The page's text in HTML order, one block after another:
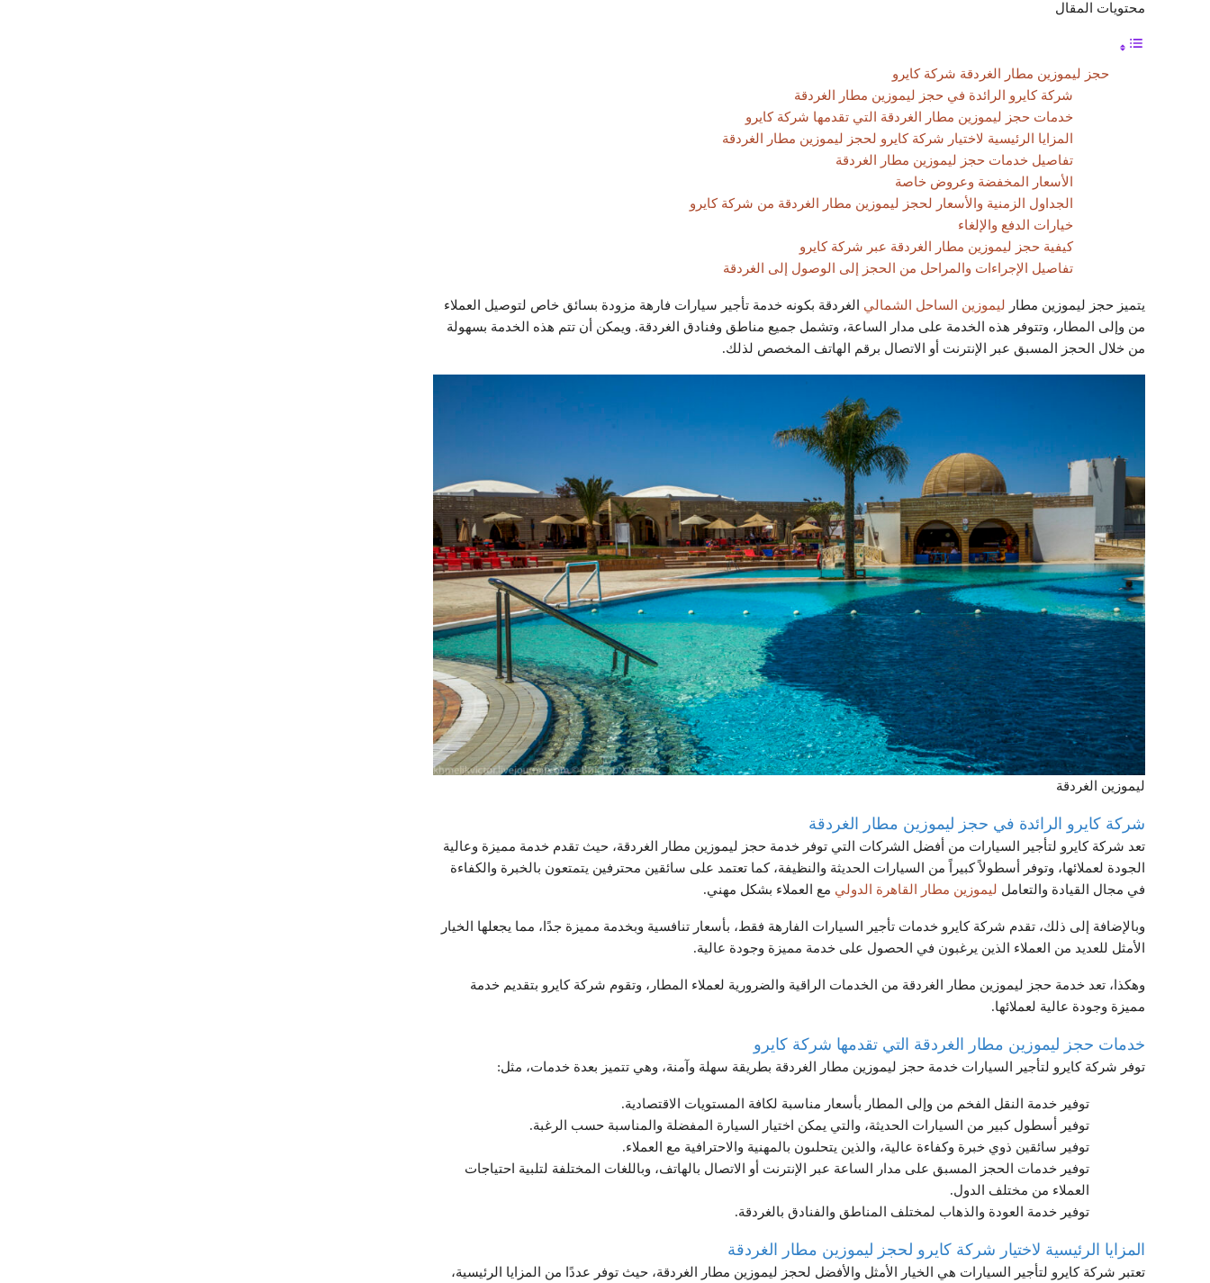
محتويات المقال
حجز ليموزين مطار الغردقة شركة كايرو
شركة كايرو الرائدة في حجز ليموزين مطار الغردقة
خدمات حجز ليموزين مطار الغردقة التي تقدمها شركة كايرو
المزايا الرئيسية لاختيار شركة كايرو لحجز ليموزين مطار الغردقة
تفاصيل خدمات حجز ليموزين مطار الغردقة
الأسعار المخفضة وعروض خاصة
الجداول الزمنية والأسعار لحجز ليموزين مطار الغردقة من شركة كايرو
خيارات الدفع والإلغاء
كيفية حجز ليموزين مطار الغردقة عبر شركة كايرو
تفاصيل الإجراءات والمراحل من الحجز إلى الوصول إلى الغردقة
يتميز حجز ليموزين مطار ليموزين الساحل الشمالي الغردقة بكونه خدمة تأجير سيارات فارهة مزودة بسائق خاص لتوصيل العملاء
من وإلى المطار، وتتوفر هذه الخدمة على مدار الساعة، وتشمل جميع مناطق وفنادق الغردقة. ويمكن أن تتم هذه الخدمة بسهولة
من خلال الحجز المسبق عبر الإنترنت أو الاتصال برقم الهاتف المخصص لذلك.
ليموزين الغردقة
شركة كايرو الرائدة في حجز ليموزين مطار الغردقة
تعد شركة كايرو لتأجير السيارات من أفضل الشركات التي توفر خدمة حجز ليموزين مطار الغردقة، حيث تقدم خدمة مميزة وعالية
الجودة لعملائها، وتوفر أسطولاً كبيراً من السيارات الحديثة والنظيفة، كما تعتمد على سائقين محترفين يتمتعون بالخبرة والكفاءة
في مجال القيادة والتعامل ليموزين مطار القاهرة الدولي مع العملاء بشكل مهني.
وبالإضافة إلى ذلك، تقدم شركة كايرو خدمات تأجير السيارات الفارهة فقط، بأسعار تنافسية وبخدمة مميزة جدًا، مما يجعلها الخيار
الأمثل للعديد من العملاء الذين يرغبون في الحصول على خدمة مميزة وجودة عالية.
وهكذا، تعد خدمة حجز ليموزين مطار الغردقة من الخدمات الراقية والضرورية لعملاء المطار، وتقوم شركة كايرو بتقديم خدمة
مميزة وجودة عالية لعملائها.
خدمات حجز ليموزين مطار الغردقة التي تقدمها شركة كايرو
توفر شركة كايرو لتأجير السيارات خدمة حجز ليموزين مطار الغردقة بطريقة سهلة وآمنة، وهي تتميز بعدة خدمات، مثل:
توفير خدمة النقل الفخم من وإلى المطار بأسعار مناسبة لكافة المستويات الاقتصادية.
توفير أسطول كبير من السيارات الحديثة، والتي يمكن اختيار السيارة المفضلة والمناسبة حسب الرغبة.
توفير سائقين ذوي خبرة وكفاءة عالية، والذين يتحلىون بالمهنية والاحترافية مع العملاء.
توفير خدمات الحجز المسبق على مدار الساعة عبر الإنترنت أو الاتصال بالهاتف، وباللغات المختلفة لتلبية احتياجات
العملاء من مختلف الدول.
توفير خدمة العودة والذهاب لمختلف المناطق والفنادق بالغردقة.
المزايا الرئيسية لاختيار شركة كايرو لحجز ليموزين مطار الغردقة
تعتبر شركة كايرو لتأجير السيارات هي الخيار الأمثل والأفضل لحجز ليموزين مطار الغردقة، حيث توفر عددًا من المزايا الرئيسية،